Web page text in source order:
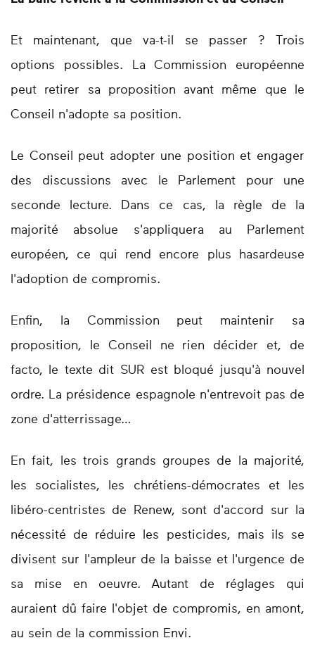
Et maintenant, que va-t-il se passer ? Trois
options possibles. La Commission européenne
peut retirer sa proposition avant même que le
Conseil n'adopte sa position.
Le Conseil peut adopter une position et engager
des discussions avec le Parlement pour une
seconde lecture. Dans ce cas, la règle de la
majorité absolue s'appliquera au Parlement
européen, ce qui rend encore plus hasardeuse
l'adoption de compromis.
Enfin, la Commission peut maintenir sa
proposition, le Conseil ne rien décider et, de
facto, le texte dit SUR est bloqué jusqu'à nouvel
ordre. La présidence espagnole n'entrevoit pas de
zone d'atterrissage…
En fait, les trois grands groupes de la majorité,
les socialistes, les chrétiens-démocrates et les
libéro-centristes de Renew, sont d'accord sur la
nécessité de réduire les pesticides, mais ils se
divisent sur l'ampleur de la baisse et l'urgence de
sa mise en oeuvre. Autant de réglages qui
auraient dû faire l'objet de compromis, en amont,
au sein de la commission Envi.